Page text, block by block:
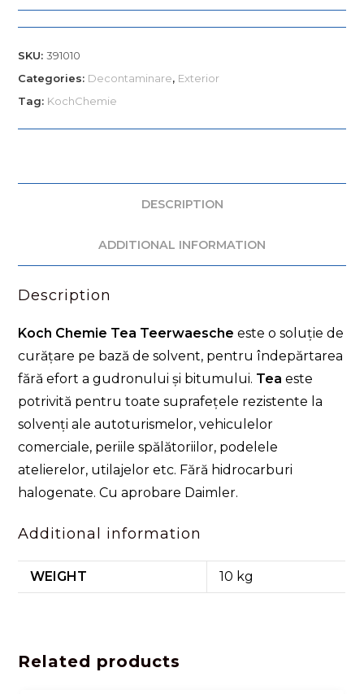
SKU:391010
Categories: Decontaminare, Exterior
Tag: KochChemie
DESCRIPTION
ADDITIONAL INFORMATION
Description
Koch Chemie Tea Teerwaesche este o soluție de
curățare pe bază de solvent, pentru îndepărtarea
fără efort a gudronului și bitumului. Tea este
potrivită pentru toate suprafețele rezistente la
solvenți ale autoturismelor, vehiculelor
comerciale, periile spălătoriilor, podelele
atelierelor, utilajelor etc. Fără hidrocarburi
halogenate. Cu aprobare Daimler.
Additional information
WEIGHT 10 kg
Related products